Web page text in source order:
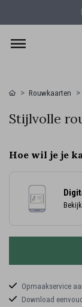
Rouwkaarten
Stijlvolle
Hoe wil je je
Opmaakservice
Download